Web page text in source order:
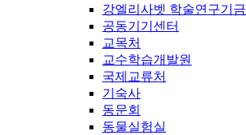
강엘리사벳 학술연구기금
공동기기센터
교목처
교수학습개발원
국제교류처
기숙사
동문회
동물실험실